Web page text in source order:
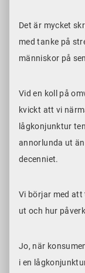
Det är mycket
med tanke på
människor på
Vid en koll på
kvickt att vi
lågkonjunktur
annorlunda ut
decenniet.
Vi börjar med
ut och hur
Jo, när
i en